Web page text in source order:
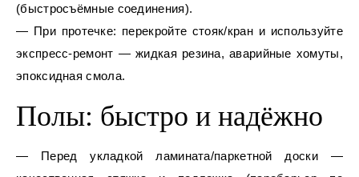
(быстросъёмные соединения).
— При протечке: перекройте стояк/кран и используйте
экспресс‑ремонт — жидкая резина, аварийные хомуты,
эпоксидная смола.
Полы: быстро и надёжно
— Перед укладкой ламината/паркетной доски —